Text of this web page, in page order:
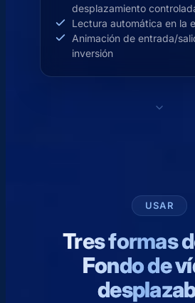
desplazamiento
Lectura automática en la
Animación de entrada/
inversión
USAR
Tres formas
Fondo de